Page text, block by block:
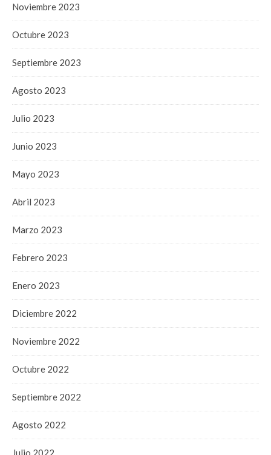
Noviembre 2023
Octubre 2023
Septiembre 2023
Agosto 2023
Julio 2023
Junio 2023
Mayo 2023
Abril 2023
Marzo 2023
Febrero 2023
Enero 2023
Diciembre 2022
Noviembre 2022
Octubre 2022
Septiembre 2022
Agosto 2022
Julio 2022